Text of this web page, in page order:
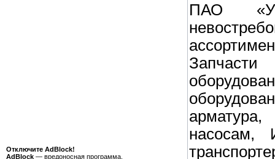
Отключите AdBlock!
AdBlock — вредоносная программа,
ПАО
насосам,